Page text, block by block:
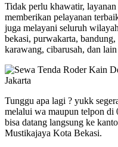
Tidak perlu khawatir, layanan
memberikan pelayanan
juga melayani seluruh
bekasi, purwakarta,
karawang, cibarusah, dan
Tunggu apa lagi ? yukk
melalui wa maupun telpon di
bisa datang langsung ke
Mustikajaya Kota Bekasi.